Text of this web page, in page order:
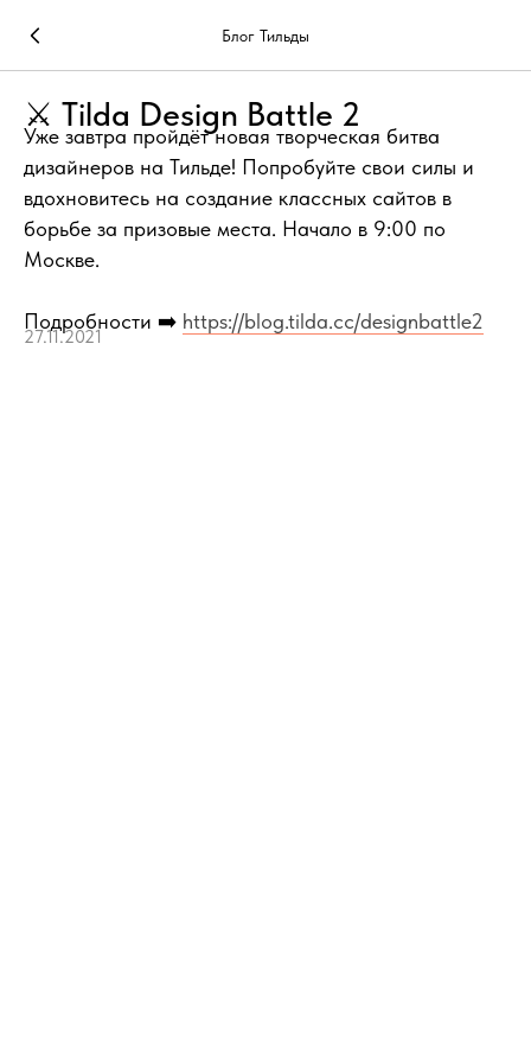
Блог Тильды
⚔️ Tilda Design Battle 2
Уже завтра пройдёт новая творческая битва
дизайнеров на Тильде! Попробуйте свои силы и
вдохновитесь на создание классных сайтов в
борьбе за призовые места. Начало в 9:00 по
Москве.
Подробности ➡️ https://blog.tilda.cc/designbattle2
27.11.2021